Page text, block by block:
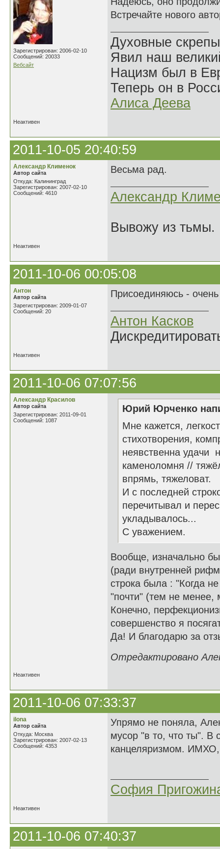
Зарегистрирован: 2006-02-10
Сообщений: 20033
Вебсайт
Встречайте нового
Духовные
Явил наш
Нацизм был в
Теперь он в
Алиса Деева
Неактивен
2011-10-05 20:40:59
Александр Клименок
Автор сайта
Откуда: Калининград
Зарегистрирован: 2007-02-10
Сообщений: 4610
Весьма рад.
Александр
Вывожу из тьмы.
Неактивен
2011-10-06 00:05:08
Антон
Автор сайта
Зарегистрирован: 2009-01-07
Сообщений: 20
Присоединяюсь -
Антон Касков
Неактивен
2011-10-06 07:07:56
Александр Красилов
Автор сайта
Зарегистрирован: 2011-09-01
Сообщений: 1087
Юрий Юрченко
Мне кажется,
стихотворения,
неявственна удачи
каменоломня //
впрямь, тяжеловат.
И с последней
перечитывал и
укладывалось...
С уважением.
Вообще, изначально
(ради внутренней
строка была : "Когда
"почти" (тем не менее,
Конечно,
совершенство я
Да! И благодарю за
Отредактировано
Неактивен
2011-10-06 07:33:37
ilona
Автор сайта
Откуда: Москва
Зарегистрирован: 2007-02-13
Сообщений: 4353
Упрямо не поняла,
мусор "в то, что ты". В
канцеляризмом. ИМХО,
София
Неактивен
2011-10-06 07:40:37